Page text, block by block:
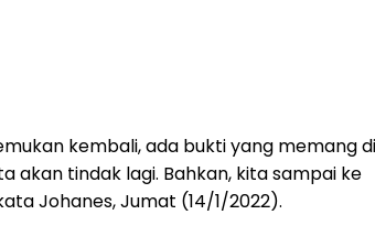
kembali, ada bukti yang memang di
akan tindak lagi. Bahkan, kita sampai ke
Johanes, Jumat (14/1/2022).